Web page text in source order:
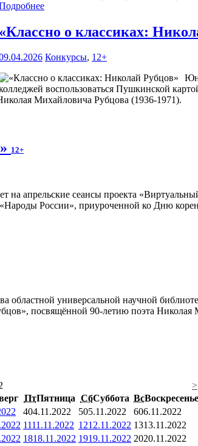
«Классно о классиках:
Конкурсы, 12+
воспользоваться Пушкинской
Михайловича Рубцова (1936-1971).
12+
России», приуроченной ко Дню
универсальной научной
посвящённой 90-летию поэта Николая
>
ПтПятница СбСуббота ВсВоскресенье
404.11.2022 505.11.2022 606.11.2022
1111.11.2022 1212.11.2022 1313.11.2022
1818.11.2022 1919.11.2022 2020.11.2022